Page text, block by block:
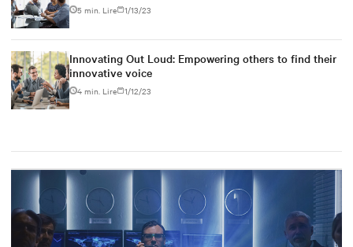
5 min. Lire 1/13/23
Innovating Out Loud: Empowering others to find their
innovative voice
4 min. Lire 1/12/23